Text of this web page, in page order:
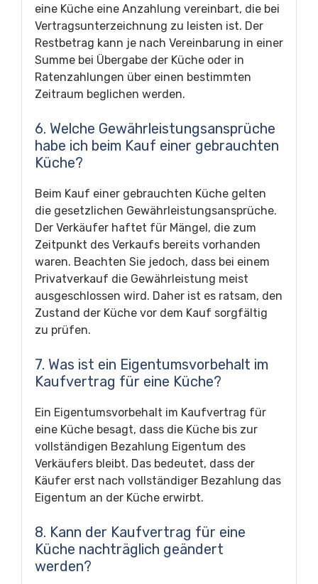
eine Küche eine Anzahlung vereinbart, die bei
Vertragsunterzeichnung zu leisten ist. Der
Restbetrag kann je nach Vereinbarung in einer
Summe bei Übergabe der Küche oder in
Ratenzahlungen über einen bestimmten
Zeitraum beglichen werden.
6. Welche Gewährleistungsansprüche
habe ich beim Kauf einer gebrauchten
Küche?
Beim Kauf einer gebrauchten Küche gelten
die gesetzlichen Gewährleistungsansprüche.
Der Verkäufer haftet für Mängel, die zum
Zeitpunkt des Verkaufs bereits vorhanden
waren. Beachten Sie jedoch, dass bei einem
Privatverkauf die Gewährleistung meist
ausgeschlossen wird. Daher ist es ratsam, den
Zustand der Küche vor dem Kauf sorgfältig
zu prüfen.
7. Was ist ein Eigentumsvorbehalt im
Kaufvertrag für eine Küche?
Ein Eigentumsvorbehalt im Kaufvertrag für
eine Küche besagt, dass die Küche bis zur
vollständigen Bezahlung Eigentum des
Verkäufers bleibt. Das bedeutet, dass der
Käufer erst nach vollständiger Bezahlung das
Eigentum an der Küche erwirbt.
8. Kann der Kaufvertrag für eine
Küche nachträglich geändert
werden?